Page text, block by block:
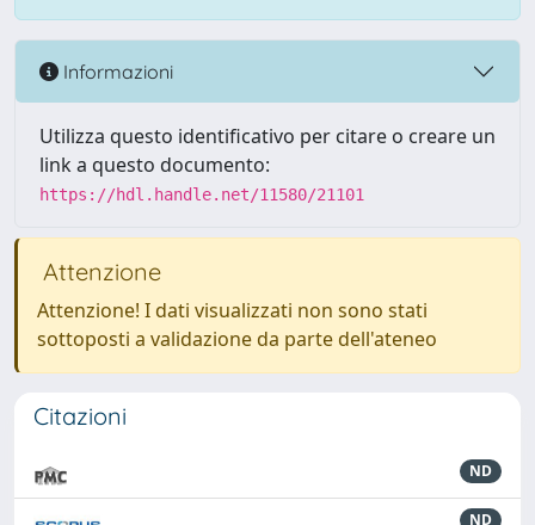
Informazioni
Utilizza questo identificativo per citare o creare un
link a questo documento:
https://hdl.handle.net/11580/21101
Attenzione
Attenzione! I dati visualizzati non sono stati
sottoposti a validazione da parte dell'ateneo
Citazioni
ND
ND